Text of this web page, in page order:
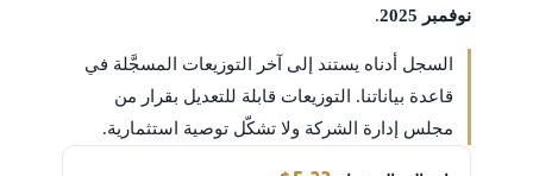
نوفمبر 2025
.
السجل أدناه يستند إلى آخر التوزيعات المسجَّلة في
قاعدة بياناتنا. التوزيعات قابلة للتعديل بقرار من
مجلس إدارة الشركة ولا تشكّل توصية استثمارية.